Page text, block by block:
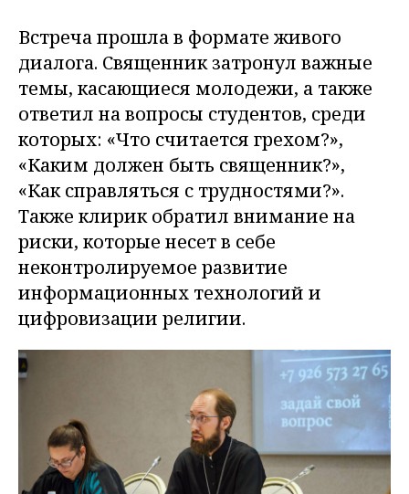
Встреча прошла в формате живого
диалога. Священник затронул важные
темы, касающиеся молодежи, а также
ответил на вопросы студентов, среди
которых: «Что считается грехом?»,
«Каким должен быть священник?»,
«Как справляться с трудностями?».
Также клирик обратил внимание на
риски, которые несет в себе
неконтролируемое развитие
информационных технологий и
цифровизации религии.